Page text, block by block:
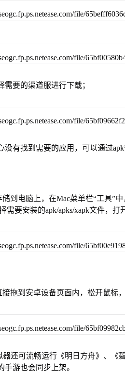
要的渠道服进行下载；
没有找到需要的应用，可以通过
储到电脑上，在Mac菜单栏“工具”
需要安装的apk/apks/xapk文件，打
接拖到安卓设备页面内，松开鼠标
还可流畅运行《明日方舟》、《
游也会同步上架。